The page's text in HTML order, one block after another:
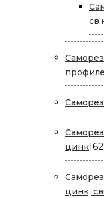
цинк162
цинк,